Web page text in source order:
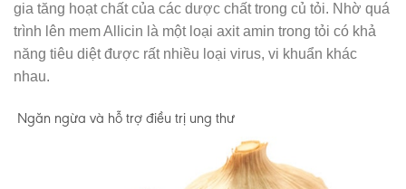
gia tăng hoạt chất của các dược chất trong củ tỏi. Nhờ quá
trình lên mem Allicin là một loại axit amin trong tỏi có khả
năng tiêu diệt được rất nhiều loại virus, vi khuẩn khác
nhau.
Ngăn ngừa và hỗ trợ điều trị ung thư